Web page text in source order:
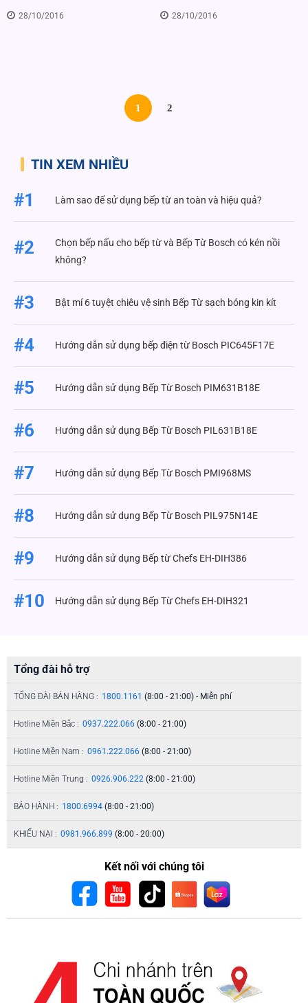
28/10/2016 28/10/2016
1 2
TIN XEM NHIỀU
#1 Làm sao để sử dụng bếp từ an toàn và hiệu quả?
#2
Chọn bếp nấu cho bếp từ và Bếp Từ Bosch có kén nồi
không?
#3 Bật mí 6 tuyệt chiêu vệ sinh Bếp Từ sạch bóng kin kít
#4 Hướng dẫn sử dụng bếp điện từ Bosch PIC645F17E
#5 Hướng dẫn sử dụng Bếp Từ Bosch PIM631B18E
#6 Hướng dẫn sử dụng Bếp Từ Bosch PIL631B18E
#7 Hướng dẫn sử dụng Bếp Từ Bosch PMI968MS
#8 Hướng dẫn sử dụng Bếp Từ Bosch PIL975N14E
#9 Hướng dẫn sử dụng Bếp từ Chefs EH-DIH386
#10 Hướng dẫn sử dụng Bếp Từ Chefs EH-DIH321
Tổng đài hỗ trợ
TỔNG ĐÀI BÁN HÀNG : 1800.1161 (8:00 - 21:00) - Miễn phí
Hotline Miền Bắc : 0937.222.066 (8:00 - 21:00)
Hotline Miền Nam : 0961.222.066 (8:00 - 21:00)
Hotline Miền Trung : 0926.906.222 (8:00 - 21:00)
BẢO HÀNH : 1800.6994 (8:00 - 21:00)
KHIẾU NẠI : 0981.966.899 (8:00 - 20:00)
Kết nối với chúng tôi